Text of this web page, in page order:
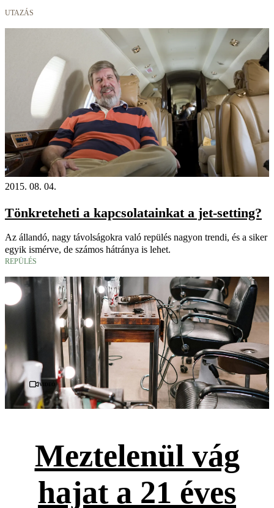
UTAZÁS
2015. 08. 04.
Tönkreteheti a kapcsolatainkat a jet-setting?
Az állandó, nagy távolságokra való repülés nagyon trendi, és a siker
egyik ismérve, de számos hátránya is lehet.
REPÜLÉS
Videó
Meztelenül vág
hajat a 21 éves